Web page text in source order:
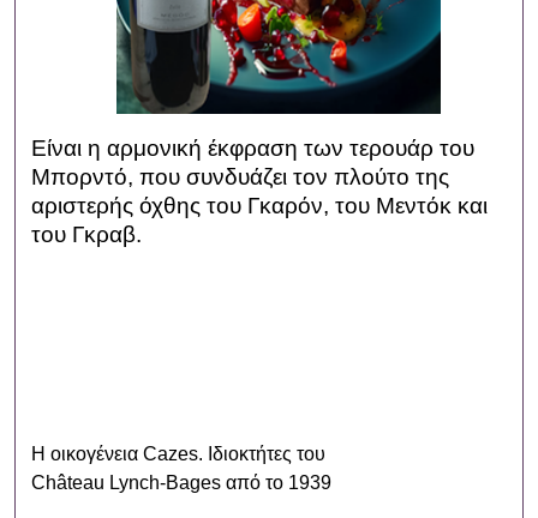
Είναι η αρμονική έκφραση των τερουάρ του
Μπορντό, που συνδυάζει τον πλούτο της
αριστερής όχθης του Γκαρόν, του Μεντόκ και
του Γκραβ.
Η οικογένεια Cazes. Ιδιοκτήτες του
Château Lynch-Bages από το 1939